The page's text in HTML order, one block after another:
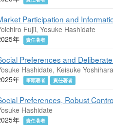
Participation and
Fujii, Yosuke Hashidate
年
責任著者
Preferences and
Hashidate, Keisuke Yoshihara
年
筆頭著者 責任著者
Preferences, Robust
Hashidate
年
責任著者